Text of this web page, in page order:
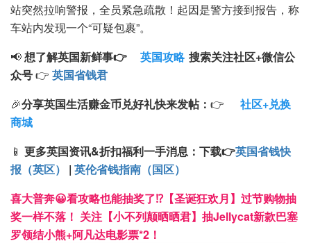
站突然拉响警报，全员紧急疏散！起因是警方接到报告，称
车站内发现一个“可疑包裹”。
📢想了解英国新鲜事👉 英国攻略 搜索关注社区+微信公
众号👉 英国省钱君
🎉分享英国生活赚金币兑好礼快来发帖： 👉
社区+兑换
商城
📱 更多英国资讯&折扣福利一手消息： 下载👉英国省钱快
报（英区）
| 英伦省钱指南（国区）
喜大普奔😀看攻略也能抽奖了⁉️【圣诞狂欢月】过节购物抽
奖一样不落！ 关注【小不列颠晒晒君】抽Jellycat新款巴塞
罗领结小熊+阿凡达电影票*2！